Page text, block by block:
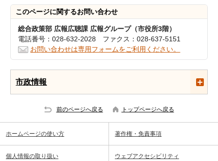
このページに関するお問い合わせ
総合政策部 広報広聴課 広報グループ（市役所3階）
電話番号：028-632-2028 ファクス：028-637-5151
お問い合わせは専用フォームをご利用ください。
市政情報
前のページへ戻る トップページへ戻る
ホームページの使い方 著作権・免責事項
個人情報の取り扱い ウェブアクセシビリティ